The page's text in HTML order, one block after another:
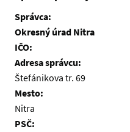
Správca:
Okresný úrad Nitra
IČO:
Adresa správcu:
Štefánikova tr. 69
Mesto:
Nitra
PSČ: